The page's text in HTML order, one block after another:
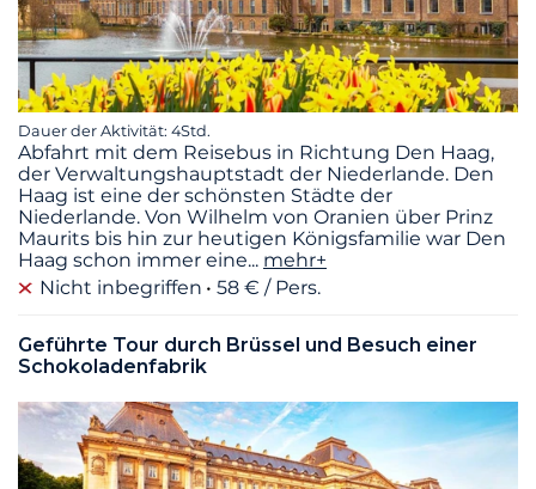
Dauer der Aktivität: 4Std.
Abfahrt mit dem Reisebus in Richtung Den Haag,
der Verwaltungshauptstadt der Niederlande. Den
Haag ist eine der schönsten Städte der
Niederlande. Von Wilhelm von Oranien über Prinz
Maurits bis hin zur heutigen Königsfamilie war Den
Haag schon immer eine... mehr+
Nicht inbegriffen
58 € / Pers.
Geführte Tour durch Brüssel und Besuch einer
Schokoladenfabrik